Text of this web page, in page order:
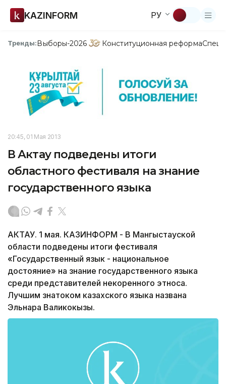
KAZINFORM РУ
Тренды:Выборы-2026 Конституционная реформа
20:45, 01 Мая 2013
В Актау подведены итоги
областного фестиваля на знание
государственного языка
АКТАУ. 1 мая. КАЗИНФОРМ - В Мангыстауской
области подведены итоги фестиваля
«Государственный язык - национальное
достояние» на знание государственного языка
среди представителей некоренного этноса.
Лучшим знатоком казахского языка названа
Эльнара Валикокызы.